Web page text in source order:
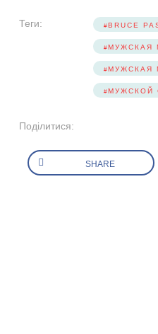
Теги: BRUCE
МУЖСКАЯ
МУЖСКАЯ
МУЖСКОЙ
Поділитися:
SHARE